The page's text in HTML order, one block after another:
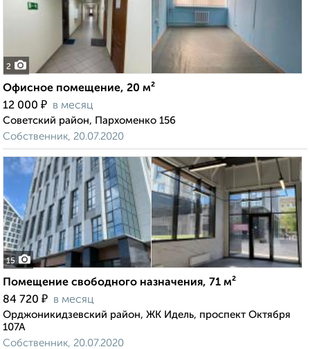
2
Офисное помещение, 20 м²
12 000 ₽ в месяц
Советский район, Пархоменко 156
Собственник, 20.07.2020
15
Помещение свободного назначения, 71 м²
84 720 ₽ в месяц
Орджоникидзевский район, ЖК Идель, проспект Октября
107А
Собственник, 20.07.2020